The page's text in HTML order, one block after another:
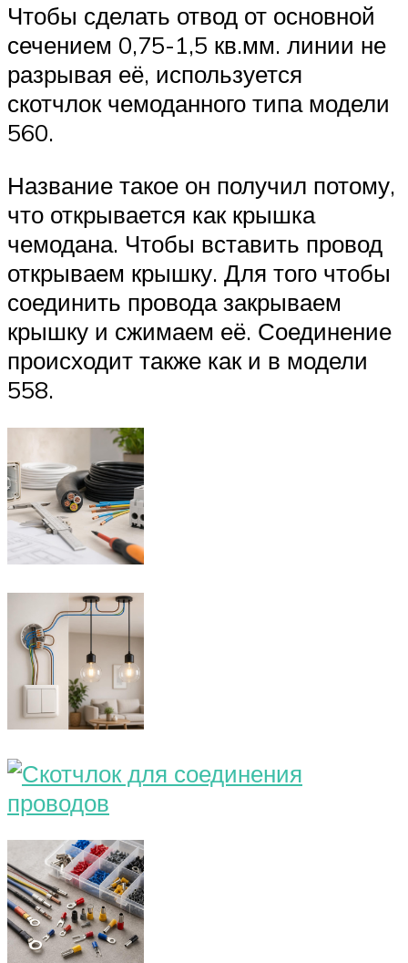
Чтобы сделать отвод от основной
сечением 0,75-1,5 кв.мм. линии не
разрывая её, используется
скотчлок чемоданного типа модели
560.
Название такое он получил потому,
что открывается как крышка
чемодана. Чтобы вставить провод
открываем крышку. Для того чтобы
соединить провода закрываем
крышку и сжимаем её. Соединение
происходит также как и в модели
558.